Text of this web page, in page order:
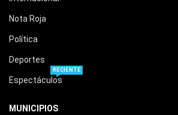
Nota Roja
Política
Deportes
Espectáculos
RECIENTE
MUNICIPIOS